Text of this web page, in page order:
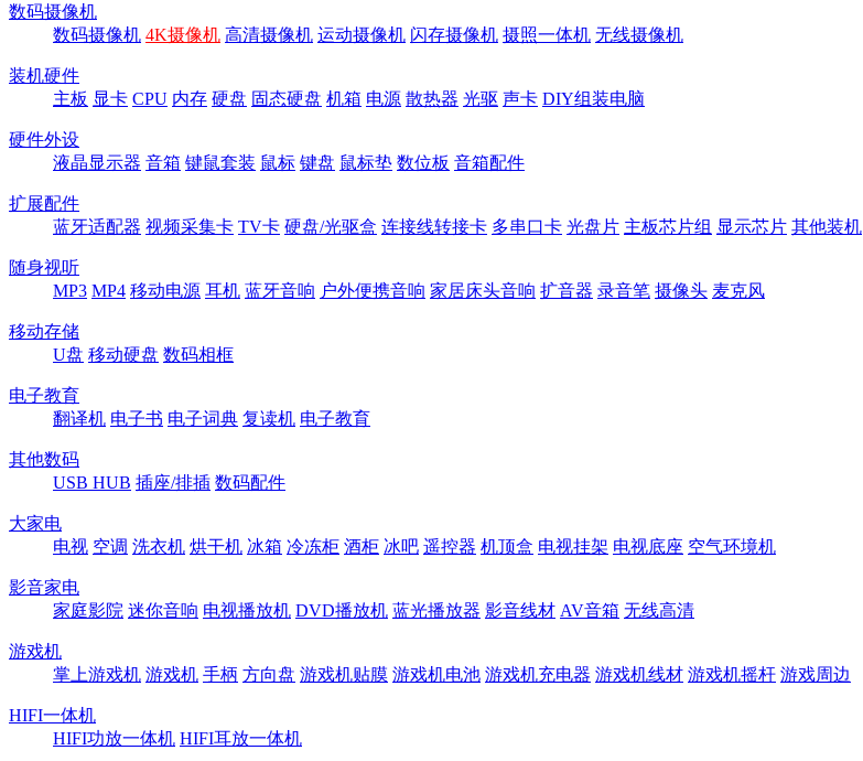
数码摄像机
数码摄像机 4K摄像机 高清摄像机 运动摄像机 闪存摄像机 摄照一体机 无线摄像机
装机硬件
主板 显卡 CPU 内存 硬盘 固态硬盘 机箱 电源 散热器 光驱 声卡 DIY组装电脑
硬件外设
液晶显示器 音箱 键鼠套装 鼠标 键盘 鼠标垫 数位板 音箱配件
扩展配件
蓝牙适配器 视频采集卡 TV卡 硬盘/光驱盒 连接线转接卡 多串口卡 光盘片 主板芯片组 显示芯片 其他装机
随身视听
MP3 MP4 移动电源 耳机 蓝牙音响 户外便携音响 家居床头音响 扩音器 录音笔 摄像头 麦克风
移动存储
U盘 移动硬盘 数码相框
电子教育
翻译机 电子书 电子词典 复读机 电子教育
其他数码
USB HUB 插座/排插 数码配件
大家电
电视 空调 洗衣机 烘干机 冰箱 冷冻柜 酒柜 冰吧 遥控器 机顶盒 电视挂架 电视底座 空气环境机
影音家电
家庭影院 迷你音响 电视播放机 DVD播放机 蓝光播放器 影音线材 AV音箱 无线高清
游戏机
掌上游戏机 游戏机 手柄 方向盘 游戏机贴膜 游戏机电池 游戏机充电器 游戏机线材 游戏机摇杆 游戏周边
HIFI一体机
HIFI功放一体机 HIFI耳放一体机